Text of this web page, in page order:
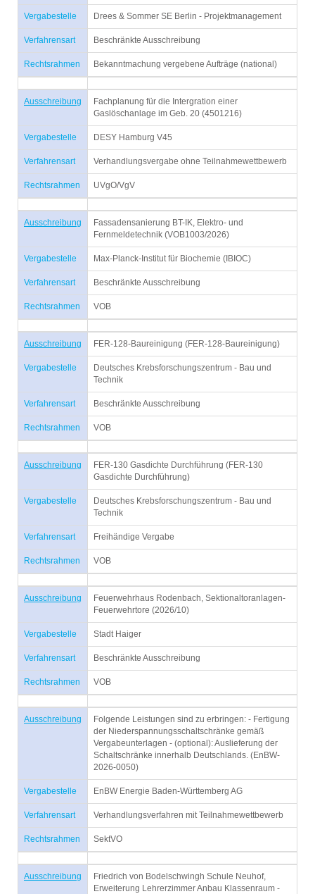
Vergabestelle Drees & Sommer SE Berlin - Projektmanagement
Verfahrensart Beschränkte Ausschreibung
Rechtsrahmen Bekanntmachung vergebene Aufträge (national)
Ausschreibung
Fachplanung für die Intergration einer
Gaslöschanlage im Geb. 20 (4501216)
Vergabestelle DESY Hamburg V45
Verfahrensart Verhandlungsvergabe ohne Teilnahmewettbewerb
Rechtsrahmen UVgO/VgV
Ausschreibung
Fassadensanierung BT-IK, Elektro- und
Fernmeldetechnik (VOB1003/2026)
Vergabestelle Max-Planck-Institut für Biochemie (IBIOC)
Verfahrensart Beschränkte Ausschreibung
Rechtsrahmen VOB
Ausschreibung FER-128-Baureinigung (FER-128-Baureinigung)
Vergabestelle
Deutsches Krebsforschungszentrum - Bau und
Technik
Verfahrensart Beschränkte Ausschreibung
Rechtsrahmen VOB
Ausschreibung
FER-130 Gasdichte Durchführung (FER-130
Gasdichte Durchführung)
Vergabestelle
Deutsches Krebsforschungszentrum - Bau und
Technik
Verfahrensart Freihändige Vergabe
Rechtsrahmen VOB
Ausschreibung
Feuerwehrhaus Rodenbach, Sektionaltoranlagen-
Feuerwehrtore (2026/10)
Vergabestelle Stadt Haiger
Verfahrensart Beschränkte Ausschreibung
Rechtsrahmen VOB
Ausschreibung
Folgende Leistungen sind zu erbringen: - Fertigung
der Niederspannungsschaltschränke gemäß
Vergabeunterlagen - (optional): Auslieferung der
Schaltschränke innerhalb Deutschlands. (EnBW-
2026-0050)
Vergabestelle EnBW Energie Baden-Württemberg AG
Verfahrensart Verhandlungsverfahren mit Teilnahmewettbewerb
Rechtsrahmen SektVO
Ausschreibung
Friedrich von Bodelschwingh Schule Neuhof,
Erweiterung Lehrerzimmer Anbau Klassenraum -